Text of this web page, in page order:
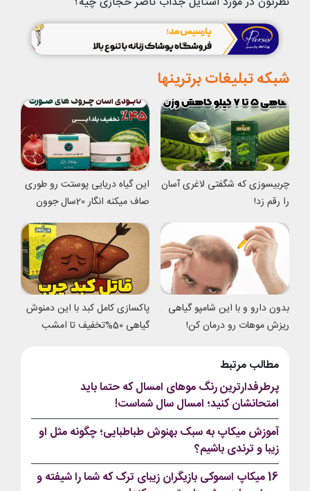
شبکه تبلیغات برترینها
چربیسوزی که شگفتی لاغری آسان
را رقم زد!
این گیاه دریایی پوستت رو طوری
صاف میکنه انگار 20سال جوون
شدی
بدون دارو و با این شامپو گیاهی
ریزش موهات رو درمان کن!
پاکسازی کامل کبد با این دمنوش
گیاهی 50%تخفیف تا امشب
مطالب مرتبط
پرطرفدارترین رنگ موهای امسال که حتما باید
امتحانشان کنید؛ امسال سال شماست!
آموزش میکاپ به سبک بهنوش طباطبایی؛ چگونه مثل او
زیبا و ترندی باشیم؟
16 میکاپ اسموکی بازیگران زیبای ترک که شما را شیفته و